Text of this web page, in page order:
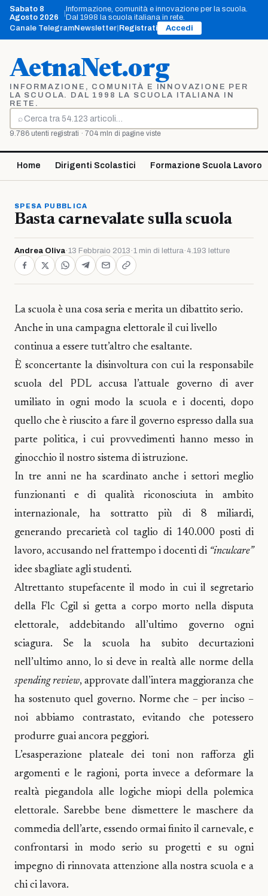
Vai
contenuto
Sabato 8
Agosto 2026
Informazione, comunità e innovazione per la scuola.
Dal 1998 la scuola italiana in rete.
Canale TelegramNewsletter Registrati Accedi
AetnaNet.org
INFORMAZIONE, COMUNITÀ E INNOVAZIONE PER
LA SCUOLA. DAL 1998 LA SCUOLA ITALIANA IN
RETE.
⌕
Cerca
9.786 utenti registrati · 704 mln di pagine viste
Home Dirigenti Scolastici Formazione Scuola Lavoro
SPESA PUBBLICA
Basta carnevalate sulla scuola
Andrea Oliva·13 Febbraio 2013 ·1 min di lettura· 4.193 letture
La scuola è una cosa seria e merita un dibattito serio.
Anche in una campagna elettorale il cui livello
continua a essere tutt’altro che esaltante.
È sconcertante la disinvoltura con cui la responsabile
scuola del PDL accusa l’attuale governo di aver
umiliato in ogni modo la scuola e i docenti, dopo
quello che è riuscito a fare il governo espresso dalla sua
parte politica, i cui provvedimenti hanno messo in
ginocchio il nostro sistema di istruzione.
In tre anni ne ha scardinato anche i settori meglio
funzionanti e di qualità riconosciuta in ambito
internazionale, ha sottratto più di 8 miliardi,
generando precarietà col taglio di 140.000 posti di
lavoro, accusando nel frattempo i docenti di “inculcare”
idee sbagliate agli studenti.
Altrettanto stupefacente il modo in cui il segretario
della Flc Cgil si getta a corpo morto nella disputa
elettorale, addebitando all’ultimo governo ogni
sciagura. Se la scuola ha subito decurtazioni
nell’ultimo anno, lo si deve in realtà alle norme della
spending review, approvate dall’intera maggioranza che
ha sostenuto quel governo. Norme che – per inciso –
noi abbiamo contrastato, evitando che potessero
produrre guai ancora peggiori.
L’esasperazione plateale dei toni non rafforza gli
argomenti e le ragioni, porta invece a deformare la
realtà piegandola alle logiche miopi della polemica
elettorale. Sarebbe bene dismettere le maschere da
commedia dell’arte, essendo ormai finito il carnevale, e
confrontarsi in modo serio su progetti e su ogni
impegno di rinnovata attenzione alla nostra scuola e a
chi ci lavora.